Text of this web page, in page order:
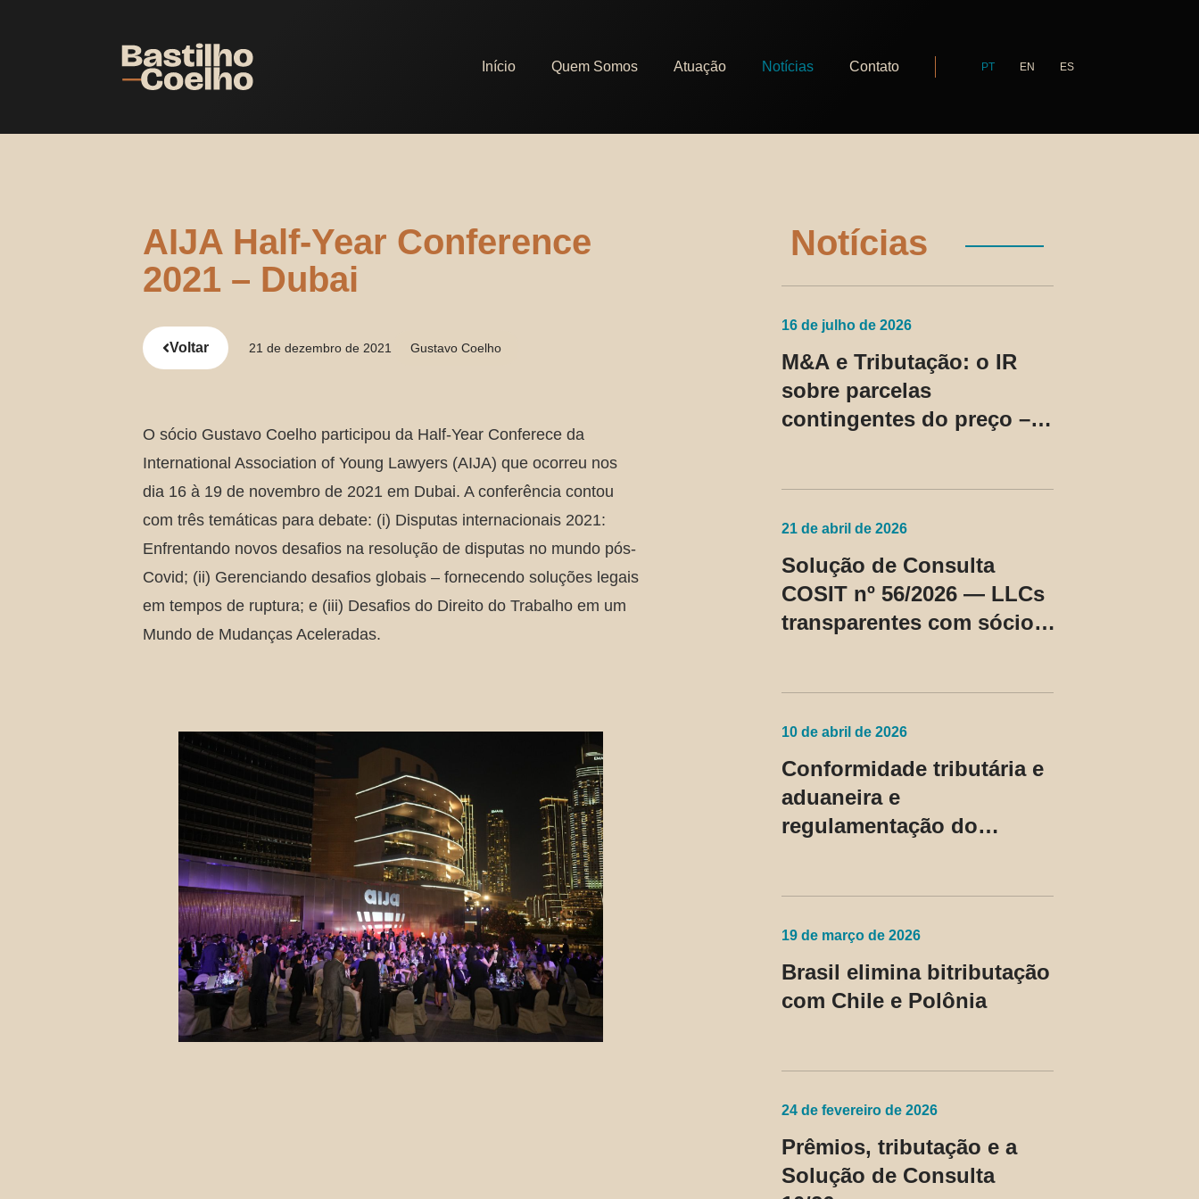
Início Quem Somos Atuação Notícias Contato PT EN ES
AIJA Half-Year Conference
2021 – Dubai
Voltar 21 de dezembro de 2021 Gustavo Coelho
O sócio Gustavo Coelho participou da Half-Year Conferece da
International Association of Young Lawyers (AIJA) que ocorreu nos
dia 16 à 19 de novembro de 2021 em Dubai. A conferência contou
com três temáticas para debate: (i) Disputas internacionais 2021:
Enfrentando novos desafios na resolução de disputas no mundo pós-
Covid; (ii) Gerenciando desafios globais – fornecendo soluções legais
em tempos de ruptura; e (iii) Desafios do Direito do Trabalho em um
Mundo de Mudanças Aceleradas.
Notícias
16 de julho de 2026
M&A e Tributação: o IR
sobre parcelas
contingentes do preço –
21 de abril de 2026
Solução de Consulta
COSIT nº 56/2026 — LLCs
transparentes com sócios
privilegiado
10 de abril de 2026
Conformidade tributária e
aduaneira e
regulamentação do
19 de março de 2026
Brasil elimina bitributação
com Chile e Polônia
24 de fevereiro de 2026
Prêmios, tributação e a
Solução de Consulta